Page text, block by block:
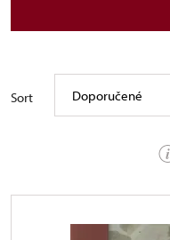
Sort Doporučené